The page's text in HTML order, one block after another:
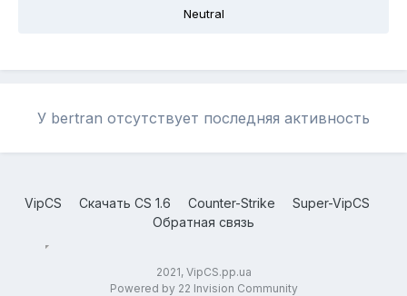
Neutral
У bertran отсутствует последняя активность
VipCS Скачать CS 1.6 Counter-Strike
Super-VipCS
Обратная связь
2021, VipCS.pp.ua
Powered by 22 Invision Community